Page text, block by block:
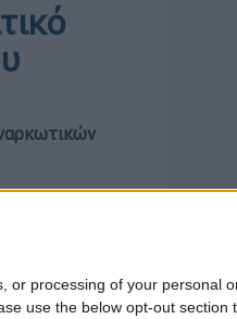
or processing of your personal
use the below opt-out section